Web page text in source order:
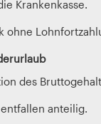
Krankenkasse.
ohne
des
anteilig.